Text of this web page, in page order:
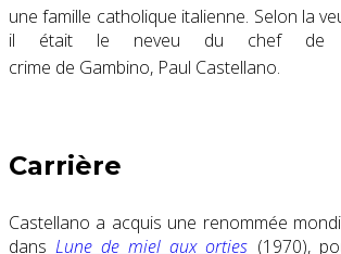
une famille catholique italienne. Selon la
il était le neveu du chef de
crime de Gambino, Paul Castellano.
Carrière
Castellano a acquis une renommée
dansLune de miel aux orties (1970),